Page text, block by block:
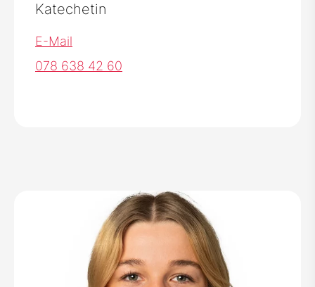
Katechetin
E-Mail
078 638 42 60